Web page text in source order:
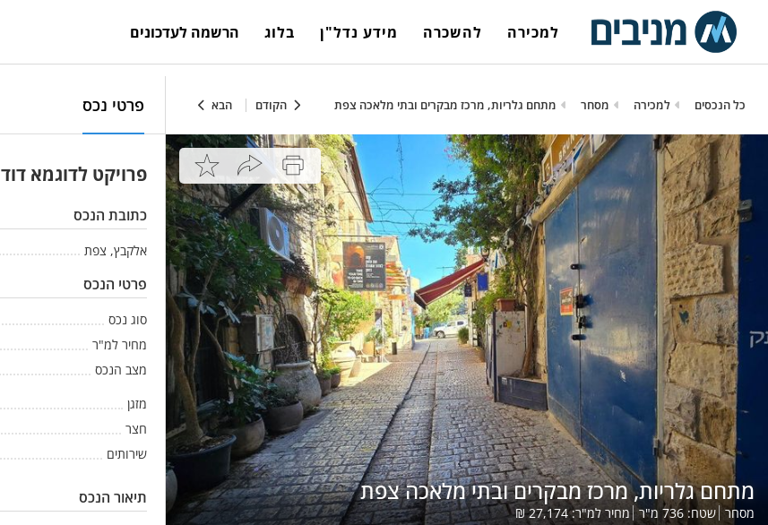
למכירה להשכרה מידע נדל"ן בלוג הרשמה לעדכונים
כל הנכסים למכירה מסחר מתחם גלריות, מרכז מבקרים ובתי מלאכה צפת הקודם הבא
מתחם גלריות, מרכז מבקרים ובתי מלאכה צפת
מסחר שטח: 736מ"ר מחיר למ"ר:27,174
₪
פרטי נכס
פרויקט לדוגמא דוד
כתובת הנכס
אלקבץ, צפת
פרטי הנכס
סוג נכס
מחיר למ"ר
מצב הנכס
מזגן
חצר
שירותים
תיאור הנכס